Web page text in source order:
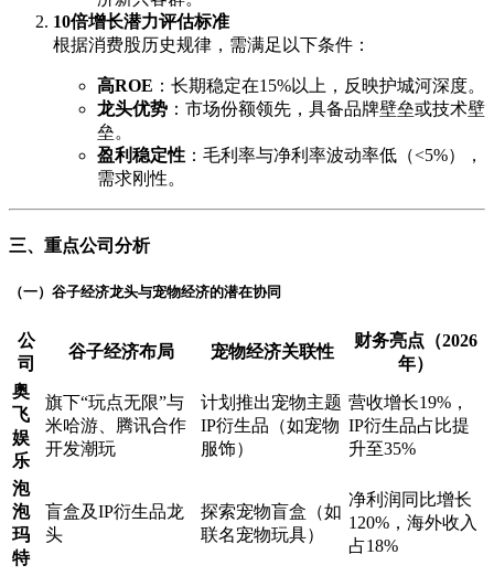
10倍增长潜力评估标准
根据消费股历史规律，需满足以下条件：
高ROE ：长期稳定在15%以上，反映护城河深度。
龙头优势 ：市场份额领先，具备品牌壁垒或技术壁
垒。
盈利稳定性 ：毛利率与净利率波动率低（<5%），
需求刚性。
三、重点公司分析
（一）谷子经济龙头与宠物经济的潜在协同
公
司
谷子经济布局 宠物经济关联性
财务亮点（2026
年）
奥
飞
娱
乐
旗下“玩点无限”与
米哈游、腾讯合作
开发潮玩
计划推出宠物主题
IP衍生品（如宠物
服饰）
营收增长19%，
IP衍生品占比提
升至35%
泡
泡
玛
特
盲盒及IP衍生品龙
头
探索宠物盲盒（如
联名宠物玩具）
净利润同比增长
120%，海外收入
占18%